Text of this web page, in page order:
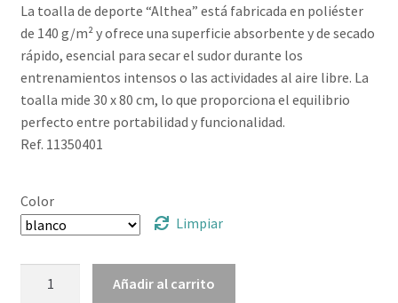
La toalla de deporte “Althea” está fabricada en poliéster
de 140 g/m² y ofrece una superficie absorbente y de secado
rápido, esencial para secar el sudor durante los
entrenamientos intensos o las actividades al aire libre. La
toalla mide 30 x 80 cm, lo que proporciona el equilibrio
perfecto entre portabilidad y funcionalidad.
Ref. 11350401
Color
Limpiar
Añadir al carrito